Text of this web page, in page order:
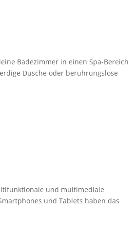
Badezimmer in einen Spa-Bereich
Dusche oder berührungslose
und multimediale
und Tablets haben das